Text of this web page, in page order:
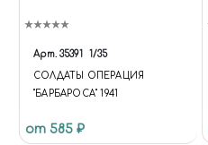
Арт. 35391 1/35
СОЛДАТЫ ОПЕРАЦИЯ
"БАРБАРОСА" 1941
от 585 ₽